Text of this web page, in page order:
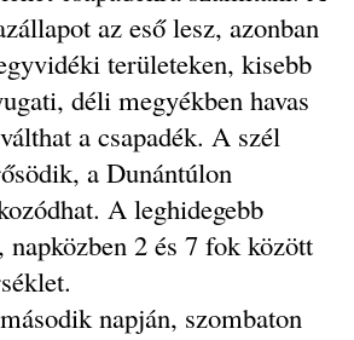
az eső lesz, azonban
területeken, kisebb
déli megyékben havas
a csapadék. A szél
a Dunántúlon
A leghidegebb
napközben 2 és 7 fok között
napján, szombaton